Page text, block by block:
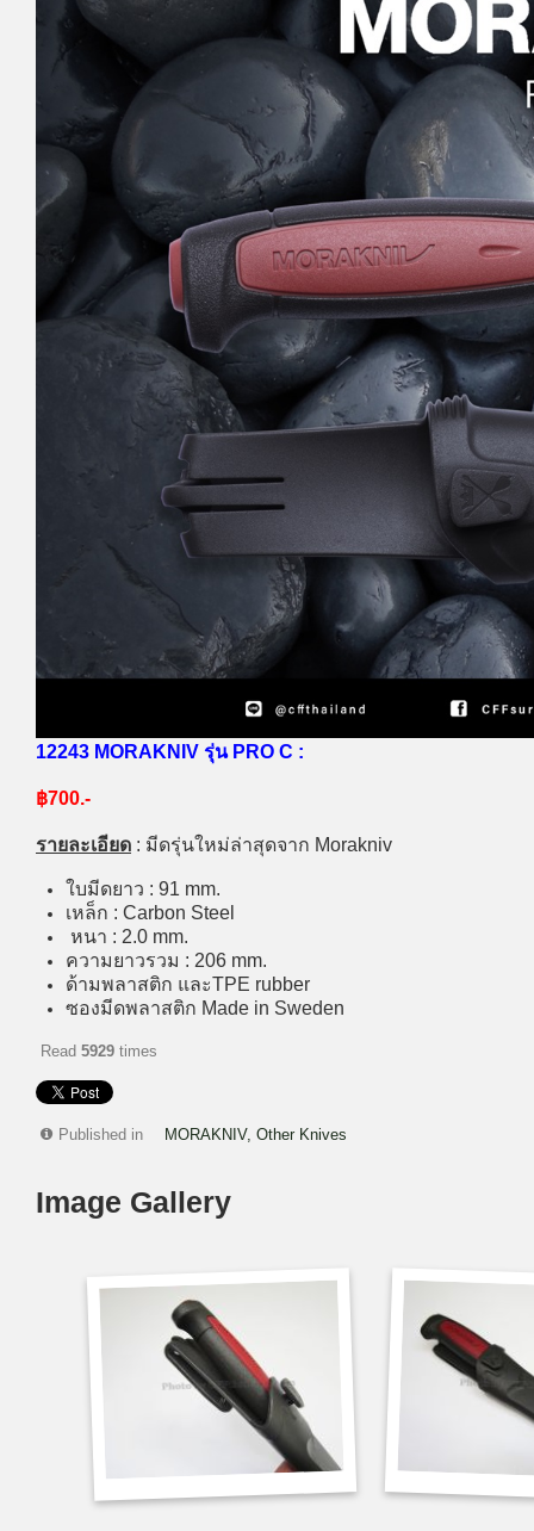
12243 MORAKNIV รุ่น PRO C :
฿700.-
รายละเอียด : มีดรุ่นใหม่ล่าสุดจาก Morakniv
ใบมีดยาว : 91 mm.
เหล็ก : Carbon Steel
หนา : 2.0 mm.
ความยาวรวม : 206 mm.
ด้ามพลาสติก และTPE rubber
ซองมีดพลาสติก Made in Sweden
Read 5929 times
Published in MORAKNIV, Other Knives
Image Gallery